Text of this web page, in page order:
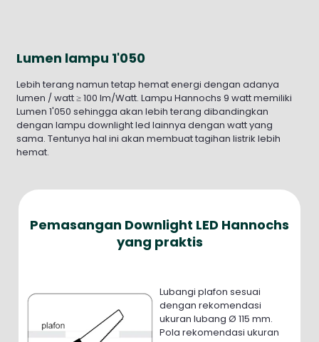
Lumen lampu 1'050
Lebih terang namun tetap hemat energi dengan adanya
lumen / watt ≥ 100 lm/Watt. Lampu Hannochs 9 watt memiliki
Lumen 1'050 sehingga akan lebih terang dibandingkan
dengan lampu downlight led lainnya dengan watt yang
sama. Tentunya hal ini akan membuat tagihan listrik lebih
hemat.
Pemasangan Downlight LED Hannochs
yang praktis
Lubangi plafon sesuai
dengan rekomendasi
ukuran lubang Ø 115 mm.
Pola rekomendasi ukuran